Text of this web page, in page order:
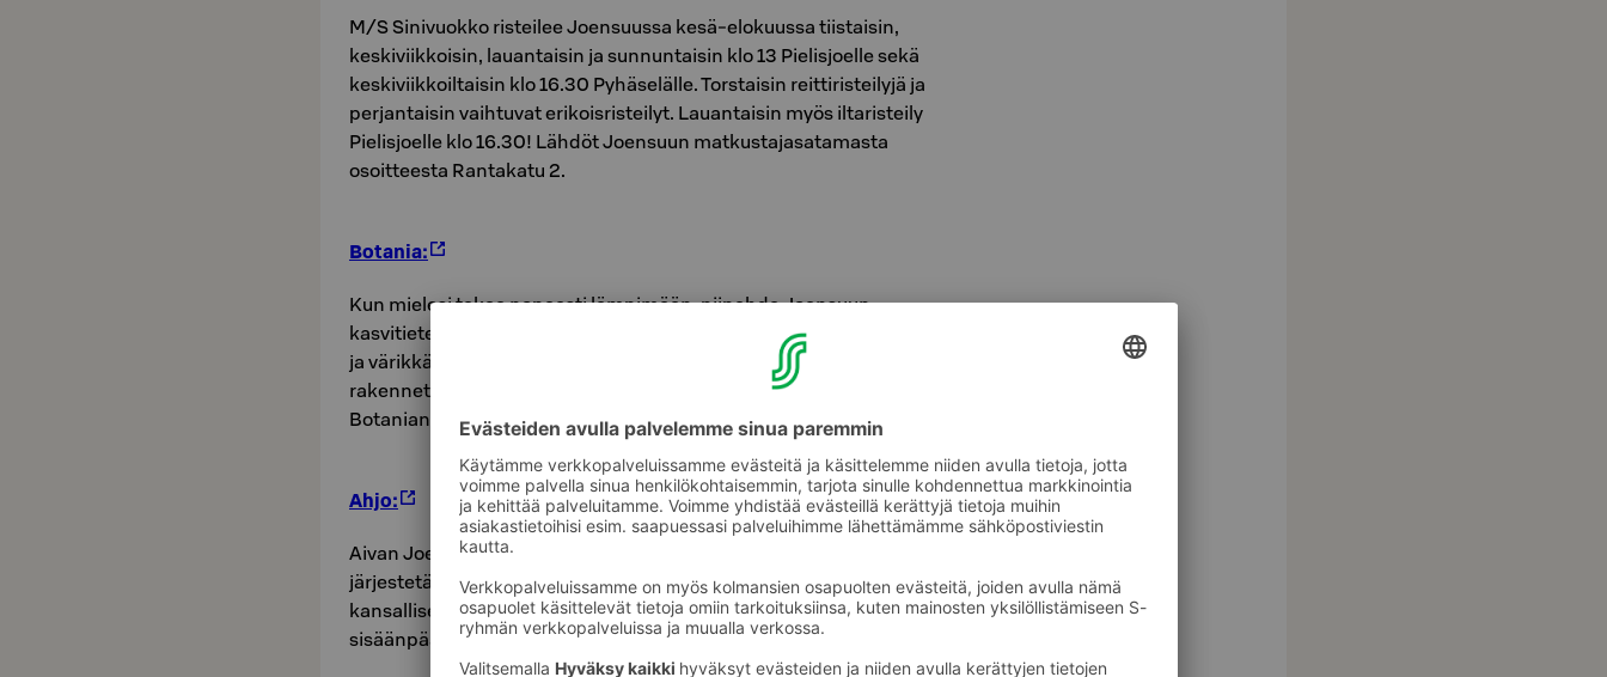
M/S Sinivuokko risteilee Joensuussa kesä-elokuussa tiistaisin,
keskiviikkoisin, lauantaisin ja sunnuntaisin klo 13 Pielisjoelle sekä
keskiviikkoiltaisin klo 16.30 Pyhäselälle. Torstaisin reittiristeilyjä ja
perjantaisin vaihtuvat erikoisristeilyt. Lauantaisin myös iltaristeily
Pielisjoelle klo 16.30! Lähdöt Joensuun matkustajasatamasta
osoitteesta Rantakatu 2.
Botania:
Kun mielesi tekee nopeasti lämpimään, piipahda Joensuun
kasvitieteelliseen puutarhaan virkistäytymään trooppisten kasvien
ja värikkäiden perhosten sekaan. Talvisin Botanian takapihalle
rakennetaan myös upea talvipuutarha. Majoittuessasi meillä, saat
Botanian kertakäynnistä -20 % avainkorttikoteloa näyttämättä.
Ahjo:
Aivan Joensuun keskustassa sijaitsevassa taidekeskuksessa
järjestetään pitkin vuotta monipuolista näyttelytoimintaa niin
kansallisen kuin kansainvälisenkin taiteen muodossa. Ilmainen
sisäänpääsy.